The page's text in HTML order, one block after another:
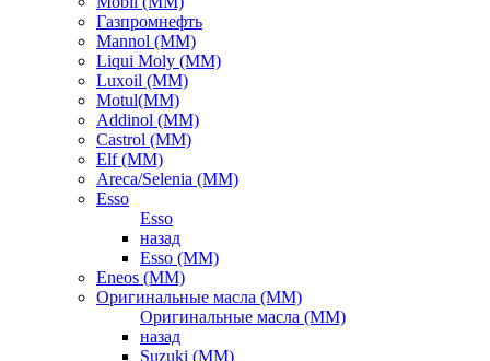
Газпромнефть
Mannol (ММ)
Liqui Moly (ММ)
Luxoil (ММ)
Motul(ММ)
Addinol (ММ)
Castrol (ММ)
Elf (ММ)
Areca/Selenia (ММ)
Esso
Esso
назад
Esso (ММ)
Eneos (ММ)
Оригинальные масла (ММ)
Оригинальные масла (ММ)
назад
Suzuki (ММ)